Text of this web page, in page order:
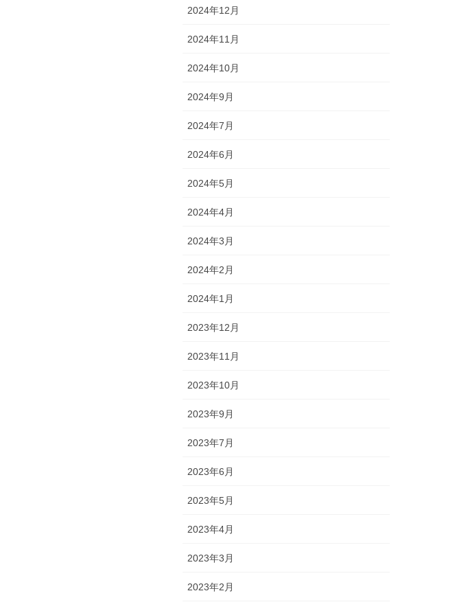
2024年12月
2024年11月
2024年10月
2024年9月
2024年7月
2024年6月
2024年5月
2024年4月
2024年3月
2024年2月
2024年1月
2023年12月
2023年11月
2023年10月
2023年9月
2023年7月
2023年6月
2023年5月
2023年4月
2023年3月
2023年2月